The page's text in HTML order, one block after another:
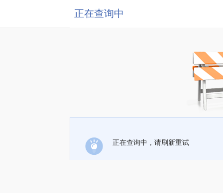
正在查询中
正在查询中，请刷新重试